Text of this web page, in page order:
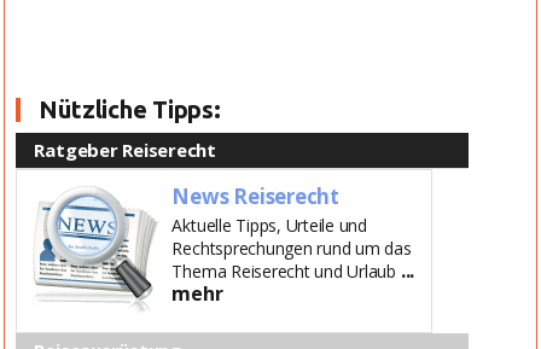
Nützliche Tipps:
Ratgeber Reiserecht
News Reiserecht
Aktuelle Tipps, Urteile und
Rechtsprechungen rund um das
Thema Reiserecht und Urlaub ...
mehr